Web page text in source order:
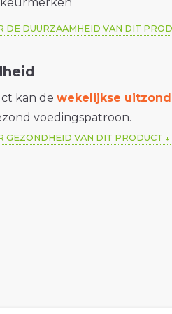
DE DUURZAAMHEID VAN DIT
kan dewekelijkse
voedingspatroon.
GEZONDHEID VAN DIT PRODUCT